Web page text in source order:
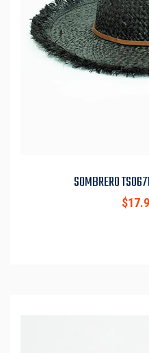
SOMBRERO